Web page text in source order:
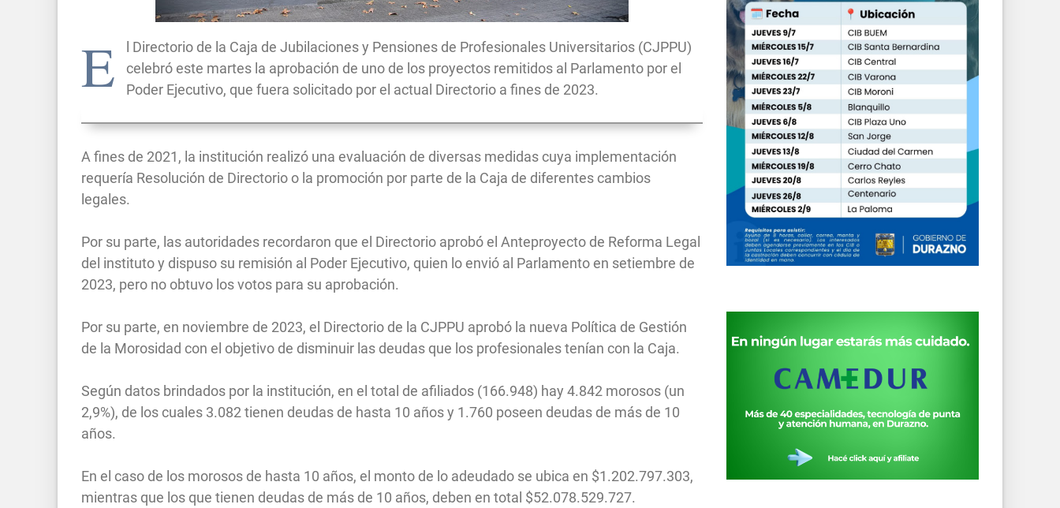
E
l Directorio de la Caja de Jubilaciones y Pensiones de Profesionales Universitarios (CJPPU)
celebró este martes la aprobación de uno de los proyectos remitidos al Parlamento por el
Poder Ejecutivo, que fuera solicitado por el actual Directorio a fines de 2023.
A fines de 2021, la institución realizó una evaluación de diversas medidas cuya implementación
requería Resolución de Directorio o la promoción por parte de la Caja de diferentes cambios
legales.
Por su parte, las autoridades recordaron que el Directorio aprobó el Anteproyecto de Reforma Legal
del instituto y dispuso su remisión al Poder Ejecutivo, quien lo envió al Parlamento en setiembre de
2023, pero no obtuvo los votos para su aprobación.
Por su parte, en noviembre de 2023, el Directorio de la CJPPU aprobó la nueva Política de Gestión
de la Morosidad con el objetivo de disminuir las deudas que los profesionales tenían con la Caja.
Según datos brindados por la institución, en el total de afiliados (166.948) hay 4.842 morosos (un
2,9%), de los cuales 3.082 tienen deudas de hasta 10 años y 1.760 poseen deudas de más de 10
años.
En el caso de los morosos de hasta 10 años, el monto de lo adeudado se ubica en $1.202.797.303,
mientras que los que tienen deudas de más de 10 años, deben en total $52.078.529.727.